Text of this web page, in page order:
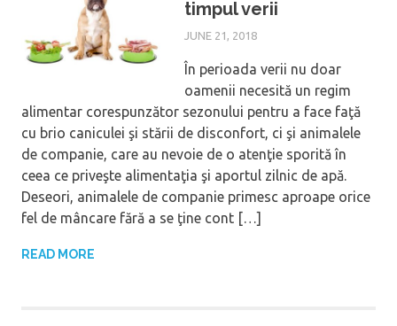
timpul verii
JUNE 21, 2018
În perioada verii nu doar
oamenii necesită un regim
alimentar corespunzător sezonului pentru a face faţă
cu brio caniculei şi stării de disconfort, ci şi animalele
de companie, care au nevoie de o atenţie sporită în
ceea ce priveşte alimentaţia şi aportul zilnic de apă.
Deseori, animalele de companie primesc aproape orice
fel de mâncare fără a se ţine cont […]
READ MORE